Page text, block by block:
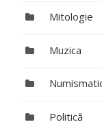
Mitologie
Muzica
Politică